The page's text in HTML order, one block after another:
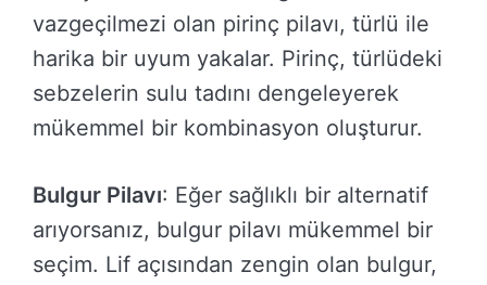
vazgeçilmezi olan pirinç pilavı, türlü ile
harika bir uyum yakalar. Pirinç, türlüdeki
sebzelerin sulu tadını dengeleyerek
mükemmel bir kombinasyon oluşturur.
Bulgur Pilavı: Eğer sağlıklı bir alternatif
arıyorsanız, bulgur pilavı mükemmel bir
seçim. Lif açısından zengin olan bulgur,